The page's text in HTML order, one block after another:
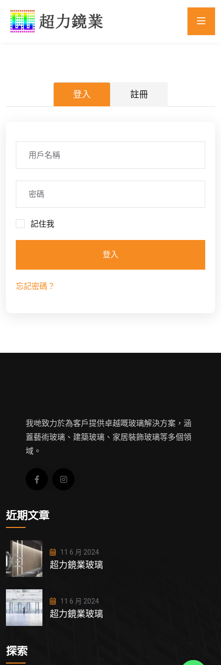
登入 註冊
記住我
登入
忘記密碼？
我哋致力於為客戶提供卓越嘅玻璃解決方案，涵
蓋藝術玻璃、建築玻璃、家居裝飾玻璃等多個領
域。
近期文章
11 6 月 2024
超力鏡業玻璃
11 6 月 2024
超力鏡業玻璃
探索